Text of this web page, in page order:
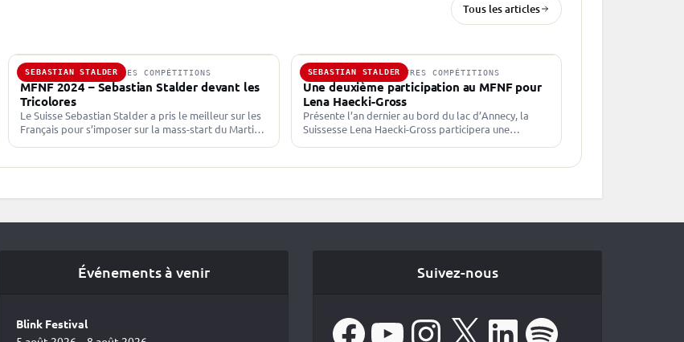
Tous les articles
SEBASTIAN STALDER
31 AOÛT 2024 · AUTRES COMPÉTITIONS
MFNF 2024 – Sebastian Stalder devant les
Tricolores
Le Suisse Sebastian Stalder a pris le meilleur sur les
Français pour s’imposer sur la mass-start du Martin
SEBASTIAN STALDER
15 JUIL. 2024 · AUTRES COMPÉTITIONS
Une deuxième participation au MFNF pour
Lena Haecki-Gross
Présente l’an dernier au bord du lac d’Annecy, la
Suissesse Lena Haecki-Gross participera une
Événements à venir
Blink Festival
Suivez-nous
FacebookYouTube Instagram
X LinkedIn Spotify